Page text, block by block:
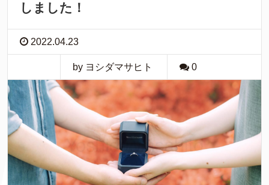
しました！
2022.04.23
by ヨシダマサヒト 0